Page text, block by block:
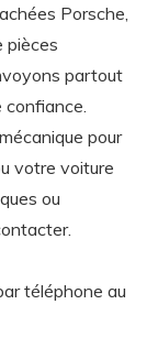
Porsche,
pièces
partout
pour
votre voiture
ou
téléphone au